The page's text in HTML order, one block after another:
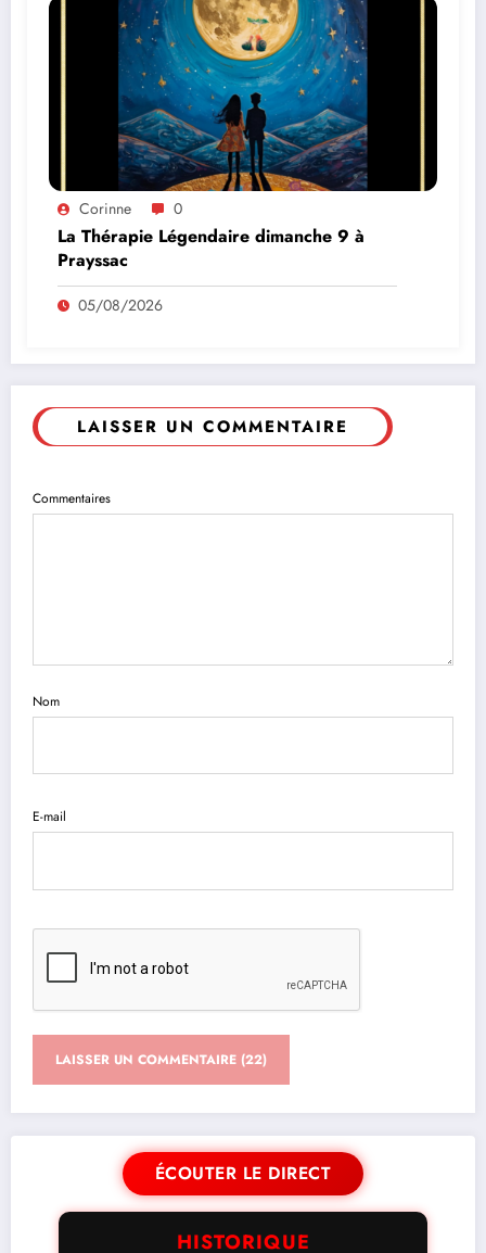
Corinne 0
La Thérapie Légendaire dimanche 9 à
Prayssac
05/08/2026
LAISSER UN COMMENTAIRE
Commentaires
Nom
E-mail
ÉCOUTER LE DIRECT
HISTORIQUE